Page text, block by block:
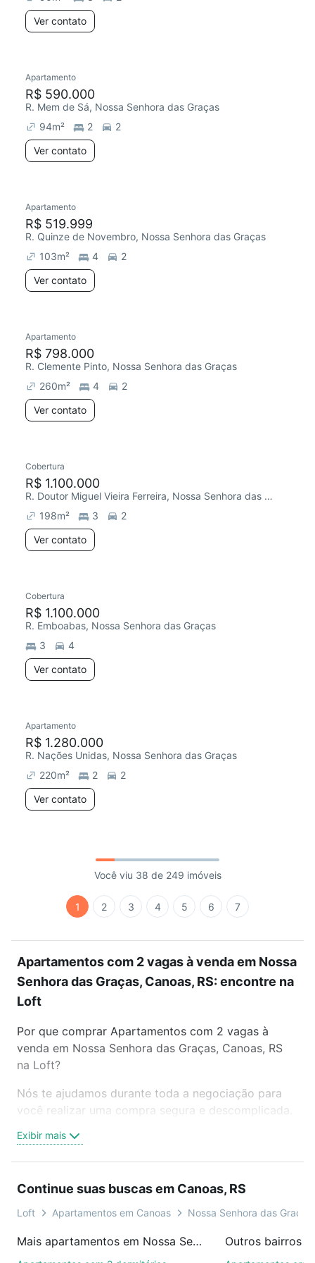
Ver contato
Apartamento
R$ 590.000
R. Mem de Sá, Nossa Senhora das Graças
94m² 2
2
Ver contato
Apartamento
R$ 519.999
R. Quinze de Novembro, Nossa Senhora das Graças
103m² 4
2
Ver contato
Apartamento
R$ 798.000
R. Clemente Pinto, Nossa Senhora das Graças
260m² 4
2
Ver contato
Cobertura
R$ 1.100.000
R. Doutor Miguel Vieira Ferreira, Nossa Senhora das Graças
198m² 3
2
Ver contato
Cobertura
R$ 1.100.000
R. Emboabas, Nossa Senhora das Graças
3
4
Ver contato
Apartamento
R$ 1.280.000
R. Nações Unidas, Nossa Senhora das Graças
220m² 2
2
Ver contato
Você viu 38 de 249 imóveis
1 2 3 4 5 6 7
Apartamentos com 2 vagas à venda em Nossa
Senhora das Graças, Canoas, RS: encontre na
Loft
Por que comprar Apartamentos com 2 vagas à
venda em Nossa Senhora das Graças, Canoas, RS
na Loft?
Nós te ajudamos durante toda a negociação para
você realizar uma compra segura e descomplicada.
trabalho e do metrô, aqui você vai encontrar a
oferta ideal de Apartamentos com 2 vagas à venda
conquistar seu sonho. Agende uma visita presencial
ou por videochamada, é grátis, sem compromisso e
imobiliárias te ajudando na compra, venda ou troca
Exibir mais
Continue suas buscas em Canoas, RS
Loft Apartamentos em Canoas Nossa Senhora das Graças
Mais apartamentos em Nossa Senhora das Graças Outros bairros